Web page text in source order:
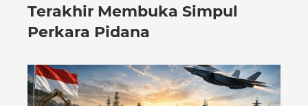
Terakhir Membuka Simpul
Perkara Pidana